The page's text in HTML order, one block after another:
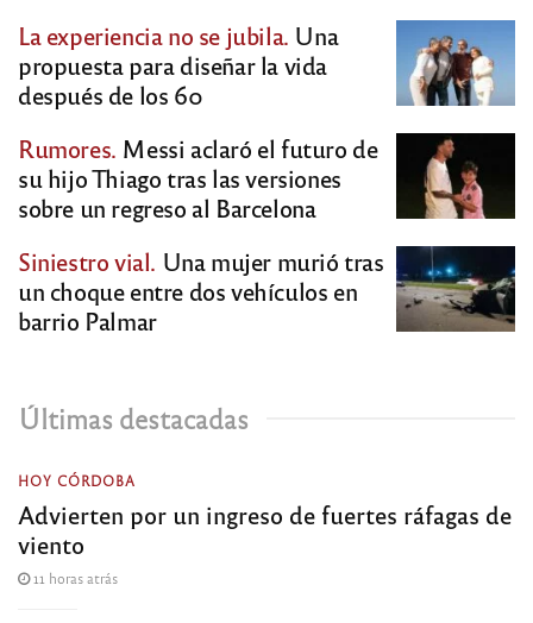
La experiencia no se jubila. Una
propuesta para diseñar la vida
después de los 60
Rumores. Messi aclaró el futuro de
su hijo Thiago tras las versiones
sobre un regreso al Barcelona
Siniestro vial. Una mujer murió tras
un choque entre dos vehículos en
barrio Palmar
Últimas destacadas
HOY CÓRDOBA
Advierten por un ingreso de fuertes ráfagas de
viento
11 horas atrás